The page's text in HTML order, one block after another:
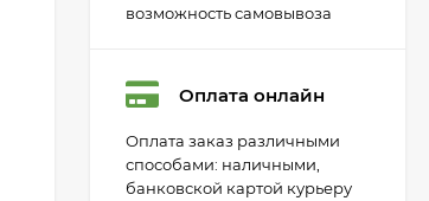
возможность самовывоза
Оплата онлайн
Оплата заказ различными
способами: наличными,
банковской картой курьеру